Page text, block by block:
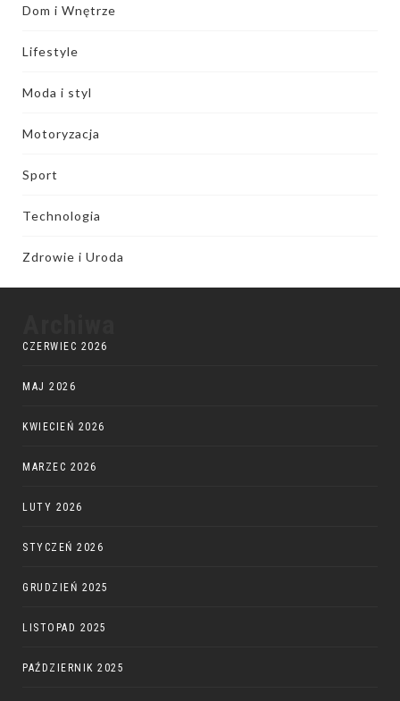
Dom i Wnętrze
Lifestyle
Moda i styl
Motoryzacja
Sport
Technologia
Zdrowie i Uroda
CZERWIEC 2026
MAJ 2026
KWIECIEŃ 2026
MARZEC 2026
LUTY 2026
STYCZEŃ 2026
GRUDZIEŃ 2025
LISTOPAD 2025
PAŹDZIERNIK 2025